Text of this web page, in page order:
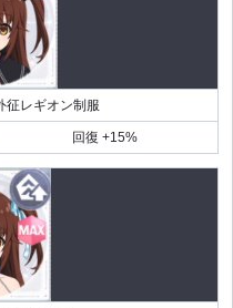
征レギオン制服
回復 +15%